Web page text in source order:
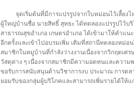
จุดเริ่มต้นที่มีการแปรรูปจากใบหม่อนไว้เลี้ยง
ผู้ใหญ่บ้านชื่อ นายสิทธิ์ สุทธะ ได้ทดลองแปรรูปไว้บ
สาธารณสุขอำเภอ เกษตรอำเภอ ได้เข้ามาให้คำแ
อีกครั้งและเข้าไปอบรมเพิ่ม เติมที่สถานีทดลองหม่อ
สมาชิกในหมู่บ้านที่กำลังว่างงานเนื่องจากวิกฤตเศ
วัสดุต่าง ๆ เนื่องจากสมาชิกมีความอดทนและความ
ขอรับการสนับสนุนด้านวิชาการงบ ประมาณ การตล
ยอมรับของกลุ่มผู้บริโภคและสามารถเพิ่มรายได้ให้